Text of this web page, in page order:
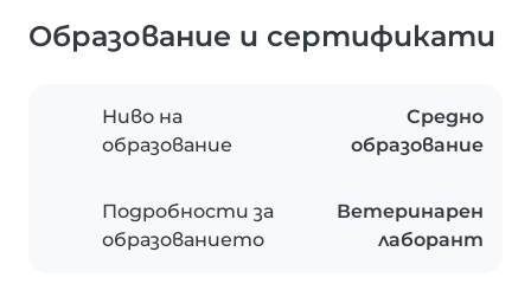
Образование и сертификати
Ниво на
образование
Средно
образование
Подробности за
образованието
Ветеринарен
лаборант